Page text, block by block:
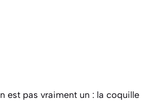
est pas vraiment un : la coquille